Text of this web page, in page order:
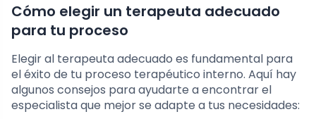
Cómo elegir un terapeuta adecuado
para tu proceso
Elegir al terapeuta adecuado es fundamental para
el éxito de tu proceso terapéutico interno. Aquí hay
algunos consejos para ayudarte a encontrar el
especialista que mejor se adapte a tus necesidades: